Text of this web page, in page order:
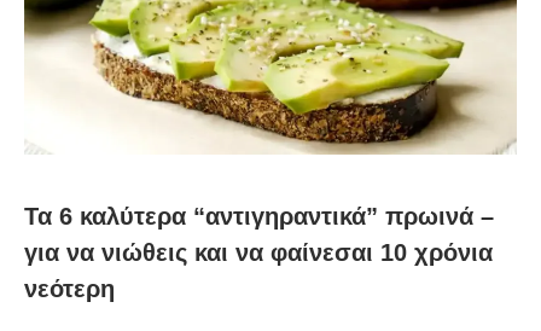
Τα 6 καλύτερα “αντιγηραντικά” πρωινά –
για να νιώθεις και να φαίνεσαι 10 χρόνια
νεότερη